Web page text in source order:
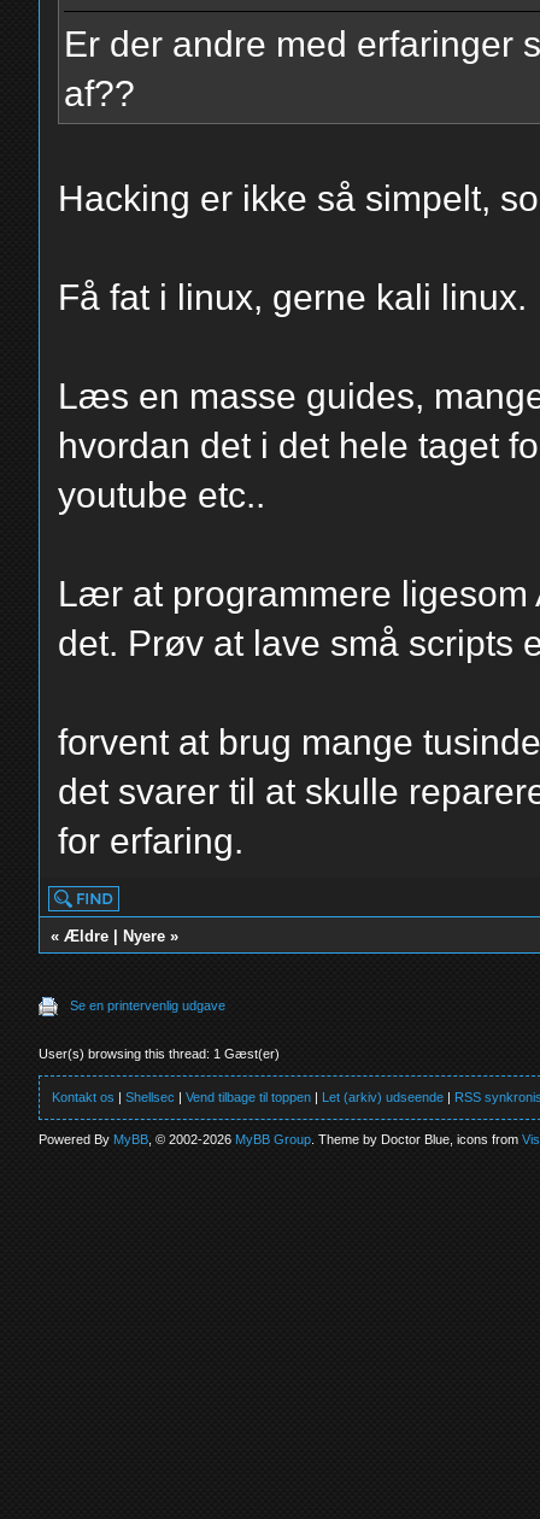
Er der andre med erfaringer
af??
Hacking er ikke så simpelt,
Få fat i linux, gerne kali linux.
Læs en masse guides,
hvordan det i det hele taget
youtube etc..
Lær at programmere ligesom
det. Prøv at lave små scripts
forvent at brug mange
det svarer til at skulle
for erfaring.
«Ældre Nyere »
Se en printervenlig udgave
User(s) browsing this thread: 1 Gæst(er)
Kontakt os |Shellsec |Vend tilbage til toppen | Let (arkiv) udseende | RSS
Powered ByMyBB , © 2002-2026MyBB Group . Theme by Doctor Blue, icons from